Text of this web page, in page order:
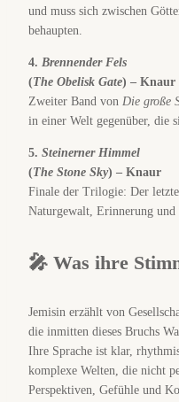
und muss sich zwischen
behaupten.
4. Brennender Fels
(The Obelisk Gate) – Knaur
Zweiter Band von Die große
in einer Welt gegenüber, die
5. Steinerner Himmel
(The Stone Sky) – Knaur
Finale der Trilogie: Der
Naturgewalt, Erinnerung und
🎤 Was ihre
Jemisin erzählt von
die inmitten dieses Bruchs
Ihre Sprache ist klar,
komplexe Welten, die nicht
Perspektiven, Gefühle und